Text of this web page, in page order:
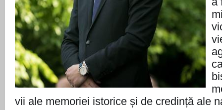
vii ale memoriei istorice și de credință ale